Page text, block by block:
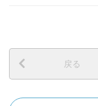
戻る